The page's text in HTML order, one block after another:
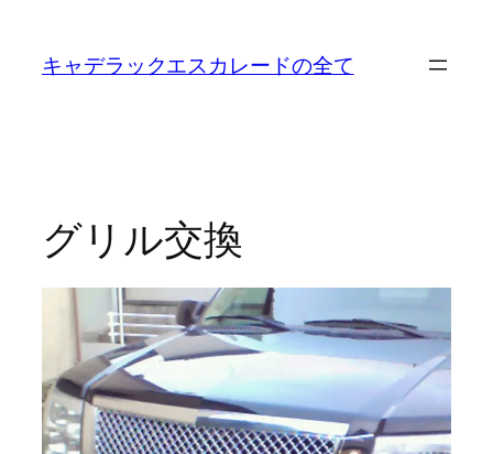
キャデラックエスカレードの全て
グリル交換